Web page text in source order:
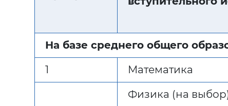
На базе среднего общего
1
Математика
Физика (на